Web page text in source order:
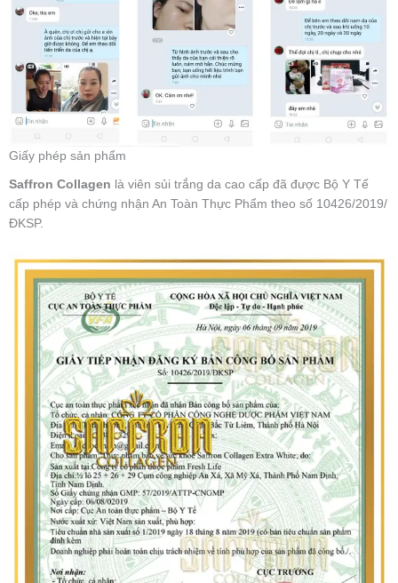
Giấy phép sản phẩm
Saffron Collagen là viên sủi trắng da cao cấp đã được Bộ Y Tế
cấp phép và chứng nhận An Toàn Thực Phẩm theo số 10426/2019/
ĐKSP.